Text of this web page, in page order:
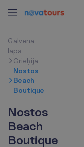
Galvenā
lapa
Grieķija
Nostos
Beach
Boutique
Nostos
Beach
Boutique